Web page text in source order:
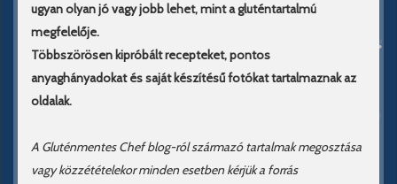
ugyan olyan jó vagy jobb lehet, mint a gluténtartalmú
megfelelője.
Többszörösen kipróbált recepteket, pontos
anyaghányadokat és saját készítésű fotókat tartalmaznak az
oldalak.
A Gluténmentes Chef blog-ról származó tartalmak megosztása
vagy közzétételekor minden esetben kérjük a forrás